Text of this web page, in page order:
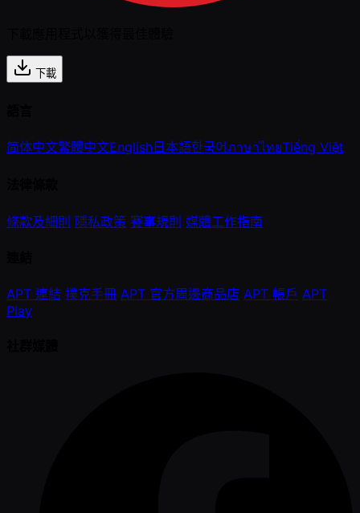
下載
简体中文繁體中文English日本語한국어ภาษาไทยTiếng Việt
條款及細則 隱私政策 賽事規則 媒體工作指南
APT 連結 撲克手冊 APT 官方周邊商品店 APT 帳戶 APT
Play